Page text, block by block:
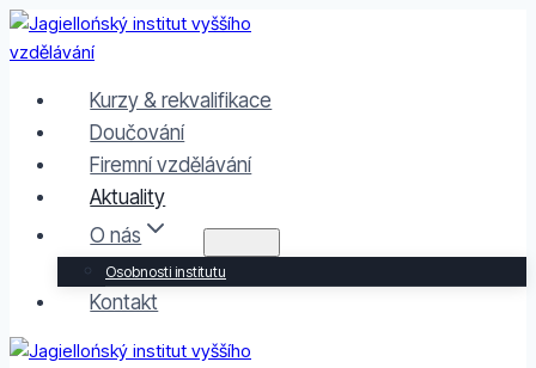
Přeskočit
na
Kurzy & rekvalifikace
Doučování
Firemní vzdělávání
Aktuality
O nás
Osobnosti institutu
Kontakt